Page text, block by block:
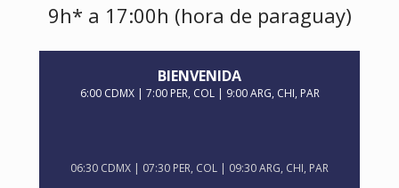
06:30 CDMX | 07:30 PER, COL | 09:30 ARG, CHI, PAR
9h* a 17:00h (hora de paraguay)
BIENVENIDA
6:00 CDMX | 7:00 PER, COL | 9:00 ARG, CHI, PAR